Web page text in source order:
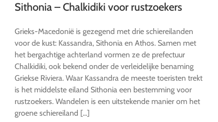
Sithonia – Chalkidiki voor rustzoekers
Grieks-Macedonië is gezegend met drie schiereilanden
voor de kust: Kassandra, Sithonia en Athos. Samen met
het bergachtige achterland vormen ze de prefectuur
Chalkidiki, ook bekend onder de verleidelijke benaming
Griekse Riviera. Waar Kassandra de meeste toeristen trekt
is het middelste eiland Sithonia een bestemming voor
rustzoekers. Wandelen is een uitstekende manier om het
groene schiereiland [...]